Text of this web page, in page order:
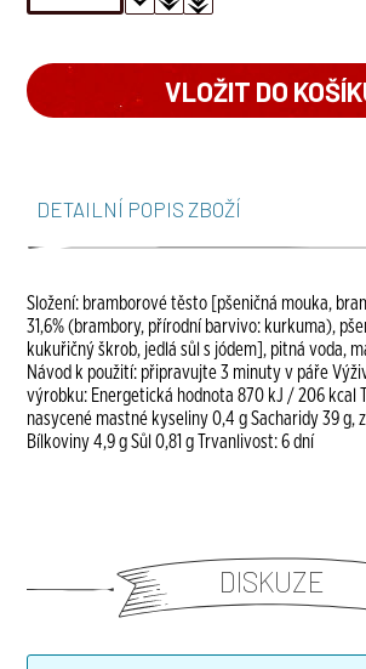
DETAILNÍ POPIS ZBOŽÍ
Složení: bramborové těsto [pšeničná mouka,
31,6% (brambory, přírodní barvivo: kurkuma),
kukuřičný škrob, jedlá sůl s jódem], pitná voda,
Návod k použití: připravujte 3 minuty v páře
výrobku: Energetická hodnota 870 kJ / 206 kcal
nasycené mastné kyseliny 0,4 g Sacharidy 39 g,
Bílkoviny 4,9 g Sůl 0,81 g Trvanlivost: 6 dní
DISKUZE